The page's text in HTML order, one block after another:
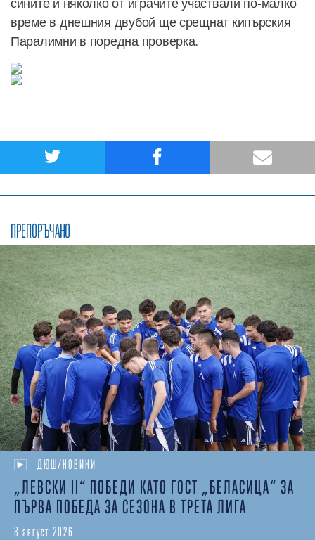
време в днешния двубой ще срещнат кипърския
Паралимни в поредна проверка.
ПРЕПОРЪЧАНО
ДЮШ/НОВИНИ
„ЛЕВСКИ II“ ПОБЕДИ КАТО ГОСТ „БЕЛАСИЦА“ ЗА
ПЪРВА ПОБЕДА ЗА СЕЗОНА В ТРЕТА ЛИГА
8 август 2026